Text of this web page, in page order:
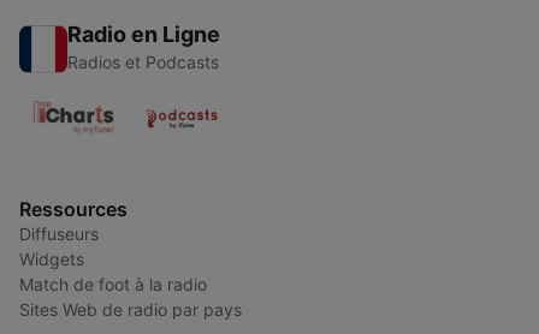
Radio en Ligne
Radios et Podcasts
Ressources
Diffuseurs
Widgets
Match de foot à la radio
Sites Web de radio par pays